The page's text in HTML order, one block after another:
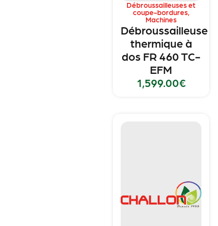
Débroussailleuses et
coupe-bordures,
Machines
Débroussailleuse
thermique à
dos FR 460 TC-
EFM
1,599.00€